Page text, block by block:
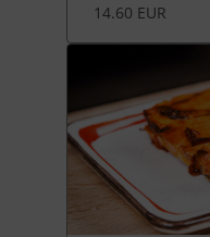
14.60 EUR